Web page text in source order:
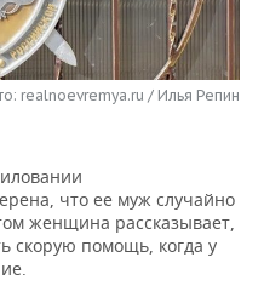
realnoevremya.ru / Илья Репин
что ее муж случайно
женщина рассказывает,
скорую помощь, когда у